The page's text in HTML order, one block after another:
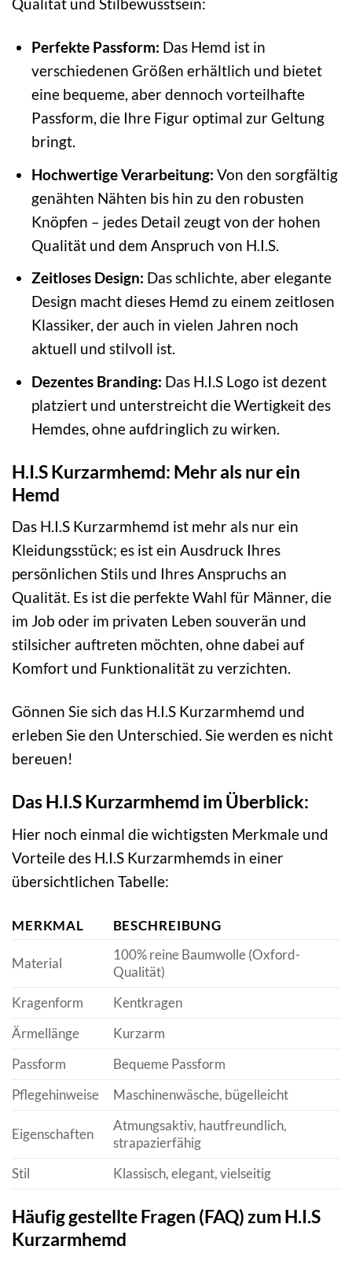
Qualität und Stilbewusstsein:
Perfekte Passform: Das Hemd ist in
verschiedenen Größen erhältlich und bietet
eine bequeme, aber dennoch vorteilhafte
Passform, die Ihre Figur optimal zur Geltung
bringt.
Hochwertige Verarbeitung: Von den sorgfältig
genähten Nähten bis hin zu den robusten
Knöpfen – jedes Detail zeugt von der hohen
Qualität und dem Anspruch von H.I.S.
Zeitloses Design: Das schlichte, aber elegante
Design macht dieses Hemd zu einem zeitlosen
Klassiker, der auch in vielen Jahren noch
aktuell und stilvoll ist.
Dezentes Branding: Das H.I.S Logo ist dezent
platziert und unterstreicht die Wertigkeit des
Hemdes, ohne aufdringlich zu wirken.
H.I.S Kurzarmhemd: Mehr als nur ein
Hemd
Das H.I.S Kurzarmhemd ist mehr als nur ein
Kleidungsstück; es ist ein Ausdruck Ihres
persönlichen Stils und Ihres Anspruchs an
Qualität. Es ist die perfekte Wahl für Männer, die
im Job oder im privaten Leben souverän und
stilsicher auftreten möchten, ohne dabei auf
Komfort und Funktionalität zu verzichten.
Gönnen Sie sich das H.I.S Kurzarmhemd und
erleben Sie den Unterschied. Sie werden es nicht
bereuen!
Das H.I.S Kurzarmhemd im Überblick:
Hier noch einmal die wichtigsten Merkmale und
Vorteile des H.I.S Kurzarmhemds in einer
übersichtlichen Tabelle:
MERKMAL BESCHREIBUNG
Material
100% reine Baumwolle (Oxford-
Qualität)
Kragenform
Kentkragen
Ärmellänge
Kurzarm
Passform
Bequeme Passform
Pflegehinweise
Maschinenwäsche, bügelleicht
Eigenschaften
Atmungsaktiv, hautfreundlich,
strapazierfähig
Stil
Klassisch, elegant, vielseitig
Häufig gestellte Fragen (FAQ) zum H.I.S
Kurzarmhemd